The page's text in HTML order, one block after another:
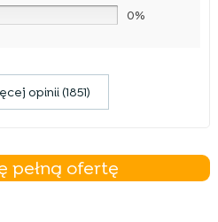
0%
opinii (1851)
pełną ofertę